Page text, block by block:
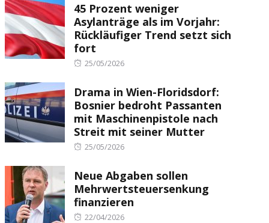
45 Prozent weniger
Asylanträge als im Vorjahr:
Rückläufiger Trend setzt sich
fort
Posted
25/05/2026
Drama in Wien-Floridsdorf:
Bosnier bedroht Passanten
mit Maschinenpistole nach
Streit mit seiner Mutter
Posted
25/05/2026
Neue Abgaben sollen
Mehrwertsteuersenkung
finanzieren
Posted
22/04/2026